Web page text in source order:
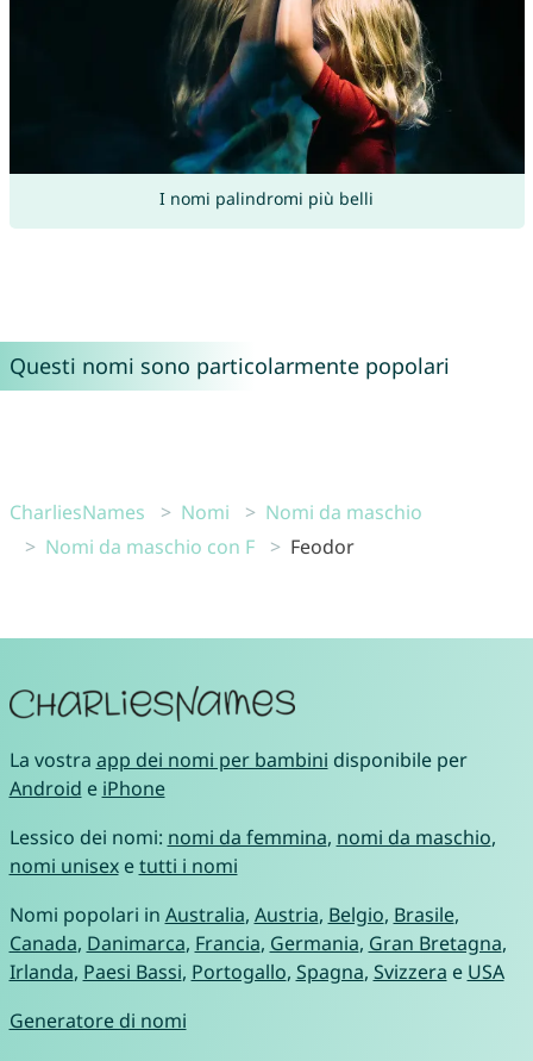
I nomi palindromi più belli
Questi nomi sono particolarmente popolari
CharliesNames Nomi
Nomi da maschio
Nomi da maschio con F
Feodor
La vostra app dei nomi per bambini disponibile per
Android e iPhone
Lessico dei nomi: nomi da femmina, nomi da maschio,
nomi unisexetutti i nomi
Nomi popolari in Australia, Austria, Belgio, Brasile,
Canada, Danimarca, Francia, Germania, Gran Bretagna,
Irlanda, Paesi Bassi, Portogallo, Spagna, Svizzera e USA
Generatore di nomi